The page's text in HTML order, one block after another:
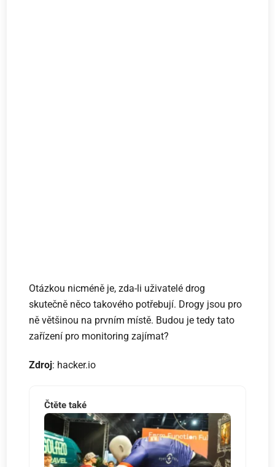
Otázkou nicméně je, zda-li uživatelé drog
skutečně něco takového potřebují. Drogy jsou pro
ně většinou na prvním místě. Budou je tedy tato
zařízení pro monitoring zajímat?
Zdroj: hacker.io
Čtěte také